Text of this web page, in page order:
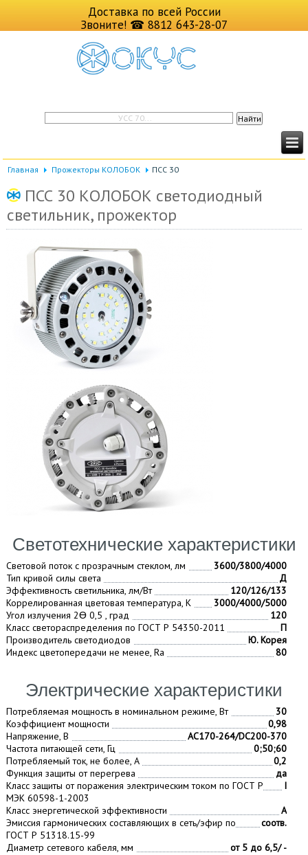
Доставка по всей России
Звоните! ☎ 8812 643-28-07
Главная Прожекторы КОЛОБОК ПСС 30
ПСС 30 КОЛОБОК светодиодный
светильник, прожектор
Светотехнические характеристики
3600/3800/4000
Световой поток с прозрачным стеклом, лм
Д
Тип кривой силы света
120/126/133
Эффективность светильника, лм/Вт
3000/4000/5000
Коррелированная цветовая температура, К
120
Угол излучения 2Ɵ 0,5 , град
П
Класс светораспределения по ГОСТ Р 54350-2011
Ю. Корея
Производитель светодиодов
80
Индекс цветопередачи не менее, Ra
Электрические характеристики
30
Потребляемая мощность в номинальном режиме, Вт
0,98
Коэффициент мощности
AC170-264/DC200-370
Напряжение, В
0;50;60
Частота питающей сети, Гц
0,2
Потребляемый ток, не более, A
да
Функция защиты от перегрева
I
Класс защиты от поражения электрическим током по ГОСТ Р
МЭК 60598-1-2003
А
Класс энергетической эффективности
соотв.
Эмиссия гармонических составляющих в сеть/эфир по
ГОСТ Р 51318.15-99
от 5 до 6,5/ -
Диаметр сетевого кабеля, мм